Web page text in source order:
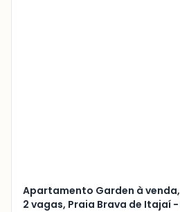
Apartamento Garden à
2 vagas, Praia Brava de Itajaí